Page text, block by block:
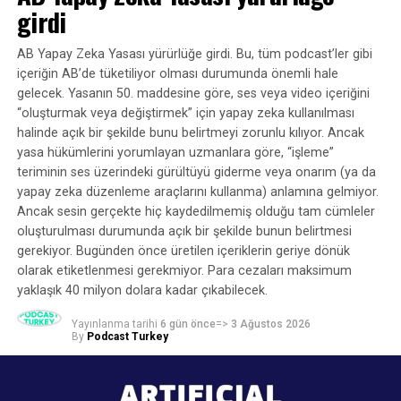
kapsamında Türkiye podcast ekosisteminin beş farklı
aktör grubuyla yarı yapılandırılmış derinlemesine
görüşmeler yapıldı.
Araştırmaya 19 bağımsız podcast yayıncısı, 17 podcast
endüstrisi çalışanı, 12 ağ bünyesinde yayın yapan
podcast yayıncısı, 13 podcast üreten kurum temsilcisi ve
13 podcast girişimcisi katıldı. Bazı katılımcıların
ekosistem içerisinde birden fazla rol üstlenmesi
nedeniyle araştırma toplam 67 tekil katılımcının
deneyimlerine dayanırken, analizlerde 74 aktör temsili
değerlendirildi.
Araştırmada örneklem oluşturulurken yalnızca farklı
podcast aktörlerine ulaşılması değil, bu aktörlerin kendi
içindeki çeşitliliğin de temsil edilmesi gözetildi. Kurumsal
podcast tarafında bankacılık ve finans, sigorta, dijital
e-ticaret, patent ve dijital danışmanlık gibi farklı
dair kanıtlara sahip.
Spotify’ın kendi programlarında yer alan “İleri Atla”
özelliği, bir yandan Spotify’ın reklam sattığı, diğer
yandan da kendi ücretli kullanıcılarına bu reklamları
duymama olanağı sağlayan bir “atla” özelliği pazarladığı
anlamına geliyor. Bir podcast reklam şirketi bize bunun
dolandırıcılık olarak değerlendirilebileceğini söyledi:
reklamlar ücretlendirilmiş ve ses dosyasına eklenmiş,
ancak dinleyici aktif olarak bunları dinlememeye teşvik
edilmiş.
Bu özelliğin Spotify’ın rakiplerinin reklamlarıyla birlikte
görünmesi de aynı derecede sorunlu, çünkü Spotify,
rakiplerine ait podcast’lerdeki reklamların etkinliğini
engelleyebilir.
girdi
AB Yapay Zeka Yasası yürürlüğe girdi. Bu, tüm podcast’ler gibi
içeriğin AB’de tüketiliyor olması durumunda önemli hale
gelecek. Yasanın 50. maddesine göre, ses veya video içeriğini
“oluşturmak veya değiştirmek” için yapay zeka kullanılması
halinde açık bir şekilde bunu belirtmeyi zorunlu kılıyor. Ancak
yasa hükümlerini yorumlayan uzmanlara göre, “işleme”
teriminin ses üzerindeki gürültüyü giderme veya onarım (ya da
yapay zeka düzenleme araçlarını kullanma) anlamına gelmiyor.
Ancak sesin gerçekte hiç kaydedilmemiş olduğu tam cümleler
oluşturulması durumunda açık bir şekilde bunun belirtmesi
gerekiyor. Bugünden önce üretilen içeriklerin geriye dönük
olarak etiketlenmesi gerekmiyor. Para cezaları maksimum
yaklaşık 40 milyon dolara kadar çıkabilecek.
Yayınlanma tarihi 6 gün önce=> 3 Ağustos 2026
By Podcast Turkey